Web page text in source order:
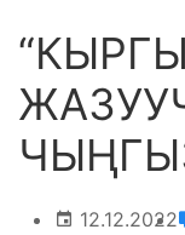
12.12.2022